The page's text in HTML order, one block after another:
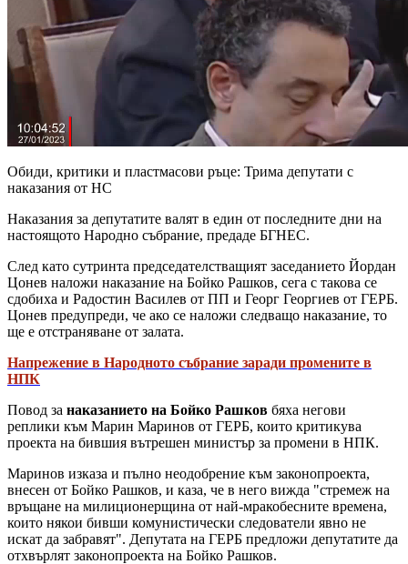
Обиди, критики и пластмасови ръце: Трима депутати с
наказания от НС
Наказания за депутатите валят в един от последните дни на
настоящото Народно събрание, предаде БГНЕС.
След като сутринта председателстващият заседанието Йордан
Цонев наложи наказание на Бойко Рашков, сега с такова се
сдобиха и Радостин Василев от ПП и Георг Георгиев от ГЕРБ.
Цонев предупреди, че ако се наложи следващо наказание, то
ще е отстраняване от залата.
Напрежение в Народното събрание заради промените в
НПК
Повод за наказанието на Бойко Рашков бяха негови
реплики към Марин Маринов от ГЕРБ, които критикува
проекта на бившия вътрешен министър за промени в НПК.
Маринов изказа и пълно неодобрение към законопроекта,
внесен от Бойко Рашков, и каза, че в него вижда "стремеж на
връщане на милиционерщина от най-мракобесните времена,
които някои бивши комунистически следователи явно не
искат да забравят". Депутата на ГЕРБ предложи депутатите да
отхвърлят законопроекта на Бойко Рашков.